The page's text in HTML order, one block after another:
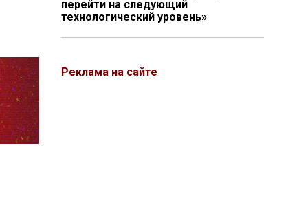
перейти на следующий
технологический уровень»
Реклама на сайте